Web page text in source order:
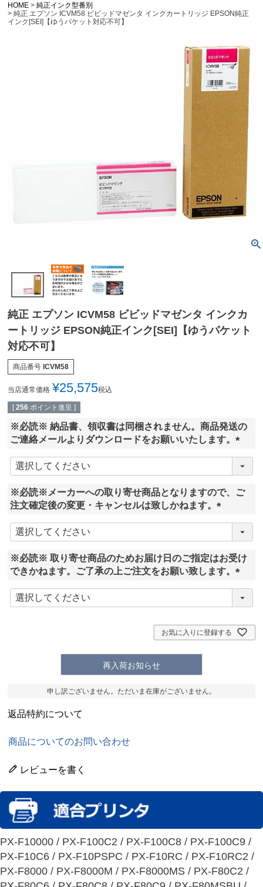
HOME
純正インク型番別
純正 エプソン ICVM58 ビビッドマゼンタ インクカートリッジ EPSON純正
インク[SEI]【ゆうパケット対応不可】
純正 エプソン ICVM58 ビビッドマゼンタ インクカ
ートリッジ EPSON純正インク[SEI]【ゆうパケット
対応不可】
商品番号 ICVM58
当店通常価格 ¥25,575税込
[ 256 ポイント進呈 ]
※必読※ 納品書、領収書は同梱されません。商品発送の
ご連絡メールよりダウンロードをお願いいたします。
(
必
)
※必読※メーカーへの取り寄せ商品となりますので、ご
注文確定後の変更・キャンセルは致しかねます。
(
)
※必読※ 取り寄せ商品のためお届け日のご指定はお受け
できかねます。ご了承の上ご注文をお願い致します。
(
必
)
お気に入りに登録する
再入荷お知らせ
申し訳ございません。ただいま在庫がございません。
返品特約について
商品についてのお問い合わせ
レビューを書く
PX-F10000 / PX-F100C2 / PX-F100C8 / PX-F100C9 /
PX-F10C6 / PX-F10PSPC / PX-F10RC / PX-F10RC2 /
PX-F8000 / PX-F8000M / PX-F8000MS / PX-F80C2 /